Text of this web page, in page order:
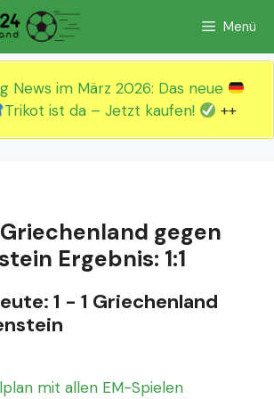
Menü
News im März 2026: Das neue
Trikot ist da – Jetzt kaufen! ++
gegen
Ergebnis: 1:1
1 - 1 Griechenland
mit allen EM-Spielen